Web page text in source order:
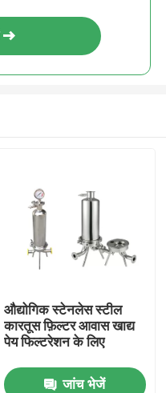
औद्योगिक स्टेनलेस स्टील
कारतूस फ़िल्टर आवास खाद्य
पेय फिल्टरेशन के लिए
जांच भेजें